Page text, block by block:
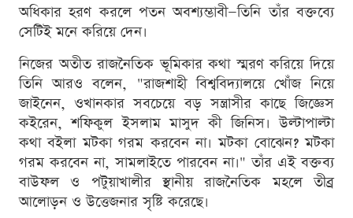
অধিকার হরণ করলে পতন অবশ্যম্ভাবী—তিনি তাঁর বক্তব্যে
সেটিই মনে করিয়ে দেন।
নিজের অতীত রাজনৈতিক ভূমিকার কথা স্মরণ করিয়ে দিয়ে
তিনি আরও বলেন, "রাজশাহী বিশ্ববিদ্যালয়ে খোঁজ নিয়ে
জাইনেন, ওখানকার সবচেয়ে বড় সন্ত্রাসীর কাছে জিজ্ঞেস
কইরেন, শফিকুল ইসলাম মাসুদ কী জিনিস। উল্টাপাল্টা
কথা বইলা মটকা গরম করবেন না। মটকা বোঝেন? মটকা
গরম করবেন না, সামলাইতে পারবেন না।" তাঁর এই বক্তব্য
বাউফল ও পটুয়াখালীর স্থানীয় রাজনৈতিক মহলে তীব্র
আলোড়ন ও উত্তেজনার সৃষ্টি করেছে।